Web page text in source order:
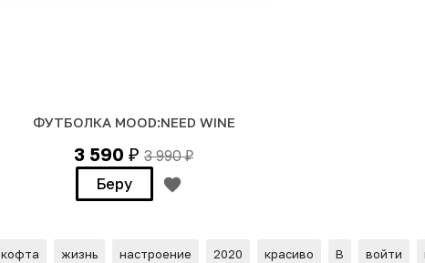
ФУТБОЛКА MOOD:NEED WINE
3 590 ₽ 3 990₽
Беру
кофта жизнь настроение 2020 красиво В войти